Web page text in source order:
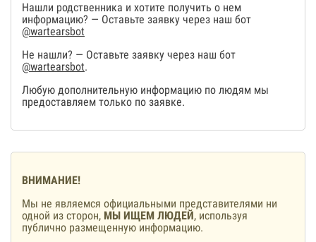
Нашли родственника и хотите получить о нем
информацию? — Оставьте заявку через наш бот
@wartearsbot
Не нашли? — Оставьте заявку через наш бот
@wartearsbot.
Любую дополнительную информацию по людям мы
предоставляем только по заявке.
ВНИМАНИЕ!
Мы не являемся официальными представителями ни
одной из сторон, МЫ ИЩЕМ ЛЮДЕЙ, используя
публично размещенную информацию.